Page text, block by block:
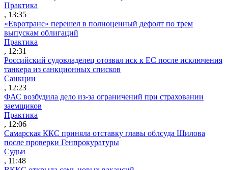
Практика
, 13:35
«Евротранс» перешел в полноценный дефолт по трем
выпускам облигаций
Практика
, 12:31
Российский судовладелец отозвал иск к ЕС после исключения
танкера из санкционных списков
Санкции
, 12:23
ФАС возбудила дело из-за ограничений при страховании
заемщиков
Практика
, 12:06
Самарская ККС приняла отставку главы облсуда Шилова
после проверки Генпрокуратуры
Судьи
, 11:48